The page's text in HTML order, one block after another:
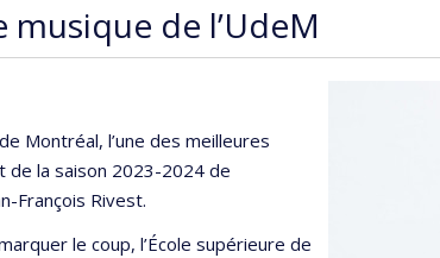
de l’UdeM
Montréal, l’une des meilleures
de la saison 2023-2024 de
François Rivest.
le coup, l’École supérieure de